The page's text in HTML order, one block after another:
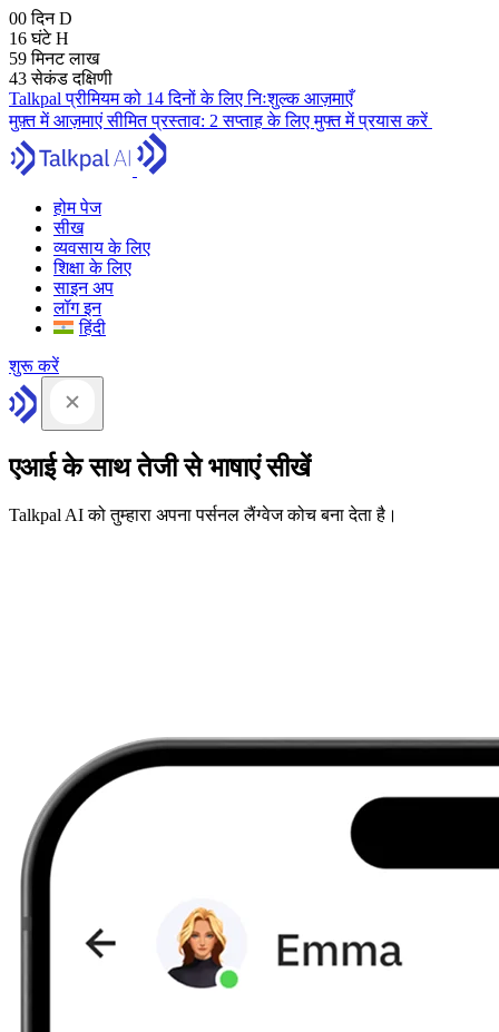
00 दिनD
16 घंटेH
59 मिनटलाख
41 सेकंडदक्षिणी
Talkpal प्रीमियम को 14 दिनों के लिए निःशुल्क आज़माएँ
मुफ़्त में आज़माएंसीमित प्रस्ताव: 2 सप्ताह के लिए मुफ्त में प्रयास करें
होम पेज
सीख
व्यवसाय के लिए
शिक्षा के लिए
साइन अप
लॉग इन
हिंदी
शुरू करें
एआई के साथ तेजी से भाषाएं सीखें
Talkpal AI को तुम्हारा अपना पर्सनल लैंग्वेज कोच बना देता है।